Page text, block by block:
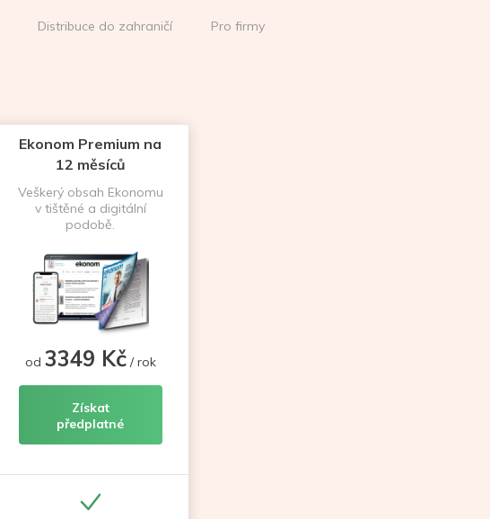
Distribuce do zahraničí Pro firmy
Ekonom Premium na
12 měsíců
Veškerý obsah Ekonomu
v tištěné a digitální
podobě.
od 3349 Kč/ rok
Získat
předplatné